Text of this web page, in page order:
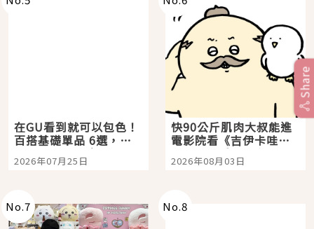
在GU看到就可以包色！
百搭基礎單品 6選，閉
眼全收也不心疼
2026年07月25日
快90公斤肌肉大叔能進
電影院看《吉伊卡哇》
嗎？日本重金屬樂團
「打首」會長與nagano
2026年08月03日
No.7 No.8
Share